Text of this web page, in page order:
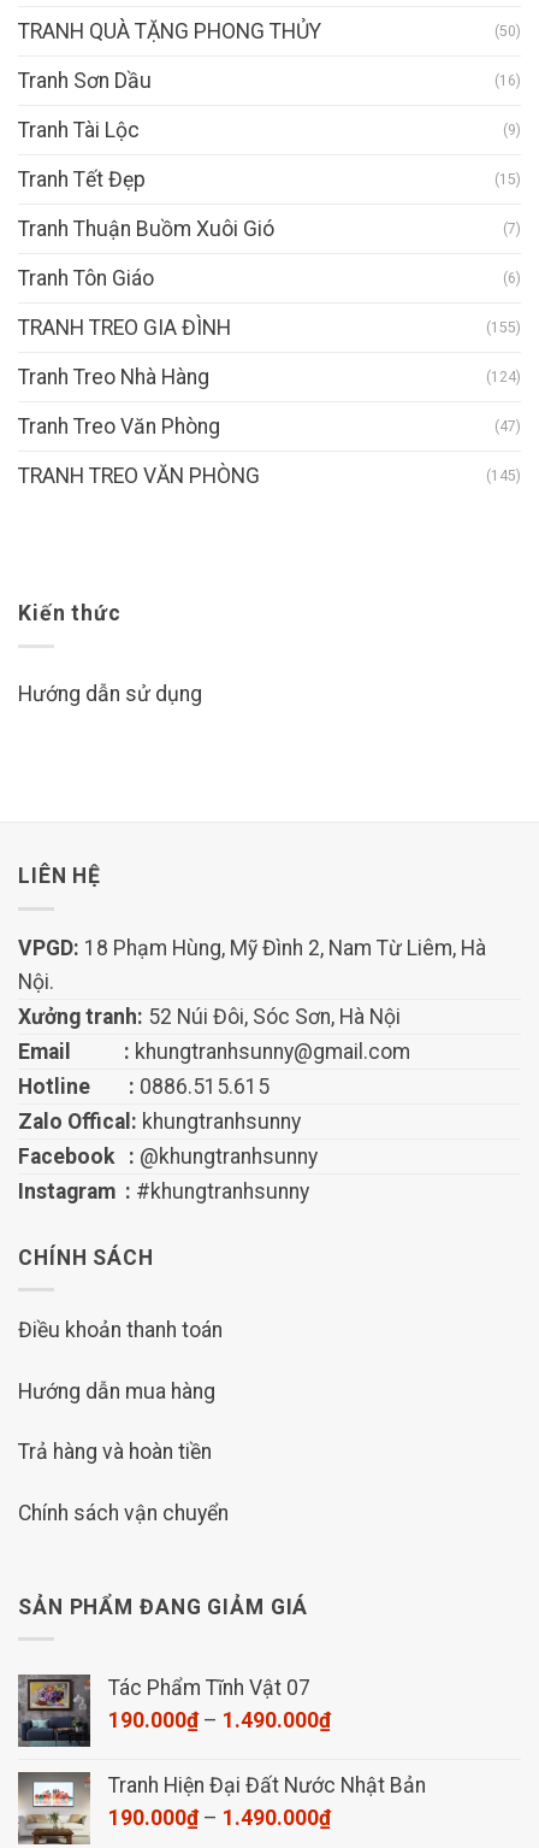
TRANH QUÀ TẶNG PHONG THỦY (50)
Tranh Sơn Dầu (16)
Tranh Tài Lộc (9)
Tranh Tết Đẹp (15)
Tranh Thuận Buồm Xuôi Gió (7)
Tranh Tôn Giáo (6)
TRANH TREO GIA ĐÌNH (155)
Tranh Treo Nhà Hàng (124)
Tranh Treo Văn Phòng (47)
TRANH TREO VĂN PHÒNG (145)
Kiến thức
Hướng dẫn sử dụng
LIÊN HỆ
VPGD: 18 Phạm Hùng, Mỹ Đình 2, Nam Từ Liêm, Hà
Nội.
Xưởng tranh: 52 Núi Đôi, Sóc Sơn, Hà Nội
Email : khungtranhsunny@gmail.com
Hotline : 0886.515.615
Zalo Offical: khungtranhsunny
Facebook : @khungtranhsunny
Instagram : #khungtranhsunny
CHÍNH SÁCH
Điều khoản thanh toán
Hướng dẫn mua hàng
Trả hàng và hoàn tiền
Chính sách vận chuyển
SẢN PHẨM ĐANG GIẢM GIÁ
Tác Phẩm Tĩnh Vật 07
190.000₫ – 1.490.000₫Khoảng
từ
190.000₫
Tranh Hiện Đại Đất Nước Nhật Bản
190.000₫ – 1.490.000₫Khoảng